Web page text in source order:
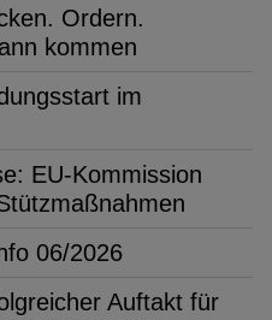
Ordern.
kommen
im
EU-Kommission
06/2026
Auftakt für